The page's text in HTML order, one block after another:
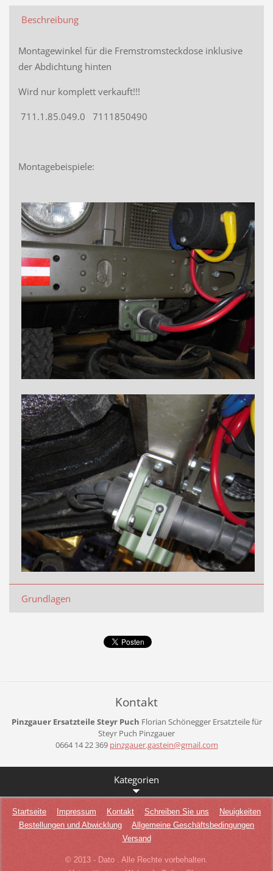
Beschreibung
Montagewinkel für die Fremstromsteckdose inklusive
der Abdichtung hinten
Wird nur komplett verkauft!!!
711.1.85.049.0 7111850490
Montagebeispiele:
Grundlagen
Kontakt
Pinzgauer Ersatzteile Steyr Puch Florian SchöneggerErsatzteile für
Steyr Puch Pinzgauer
0664 14 22 369 pinzgauer.gastein@gmail.com
Kategorien
Startseite Impressum Kontakt Schreiben Sie uns
Neuigkeiten
Bestellungen und Abwicklung
Allgemeine Geschäftsbedingungen
Versand
© 2013 - Dato . Alle Rechte vorbehalten.